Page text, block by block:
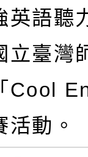
英語聽
立臺灣
Cool
動。